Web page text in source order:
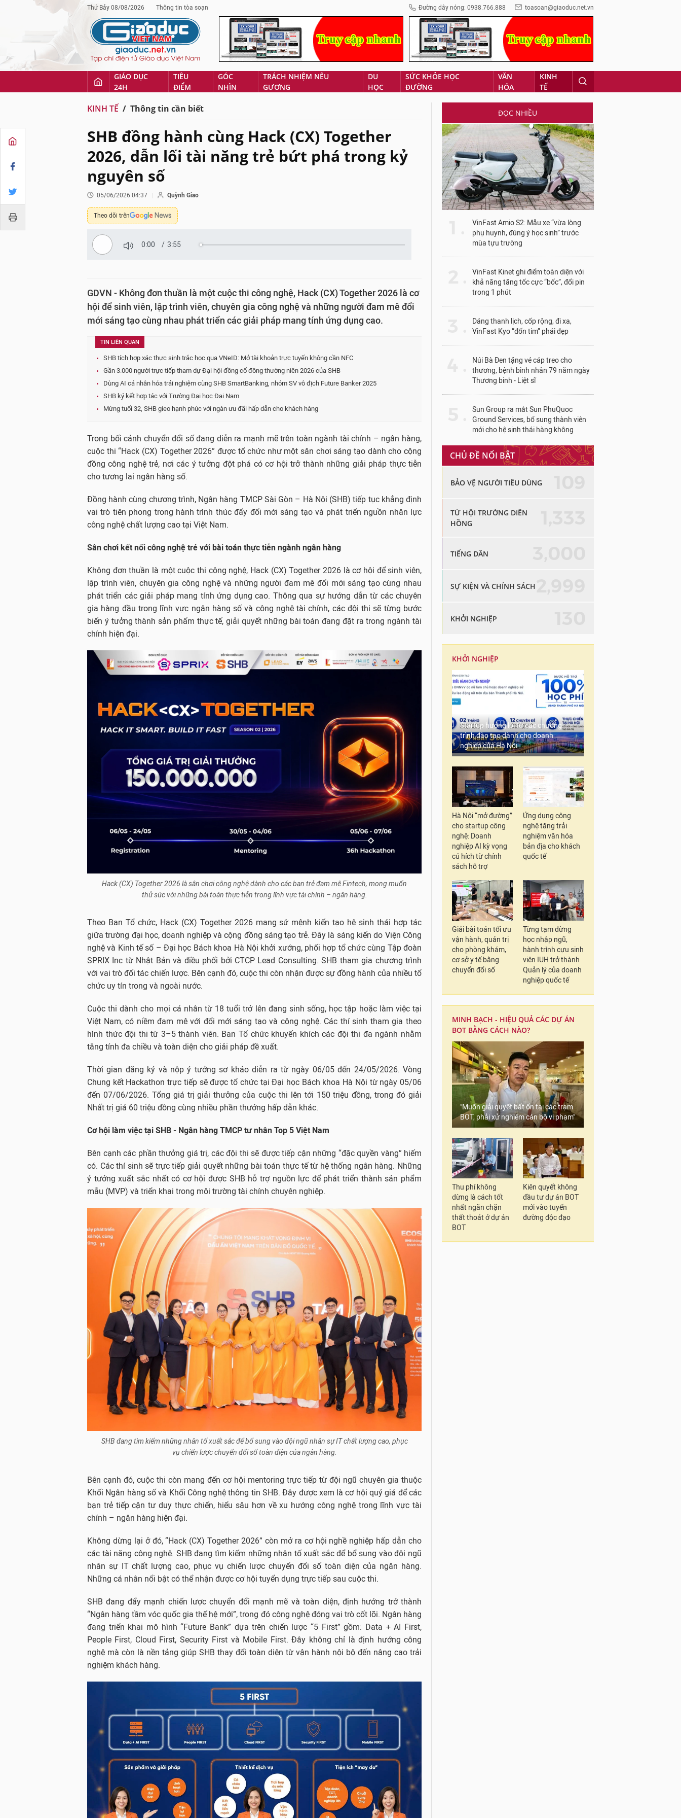
Thứ Bảy 08/08/2026 Thông tin tòa soạn Đường dây nóng: 0938.766.888 toasoan@giaoduc.net.vn
GIÁO DỤC
24H
TIÊU
ĐIỂM
GÓC
NHÌN
TRÁCH NHIỆM NÊU
GƯƠNG
DU
HỌC
SỨC KHỎE HỌC
ĐƯỜNG
VĂN
HÓA
KINH
TẾ
KINH TẾ Thông tin cần biết
SHB đồng hành cùng Hack (CX) Together
2026, dẫn lối tài năng trẻ bứt phá trong kỷ
nguyên số
05/06/2026 04:37 Quỳnh Giao
Theo dõi trên
0:00 / 3:55
GDVN - Không đơn thuần là một cuộc thi công nghệ, Hack (CX) Together 2026 là cơ
hội để sinh viên, lập trình viên, chuyên gia công nghệ và những người đam mê đổi
mới sáng tạo cùng nhau phát triển các giải pháp mang tính ứng dụng cao.
TIN LIÊN QUAN
SHB tích hợp xác thực sinh trắc học qua VNeID: Mở tài khoản trực tuyến không cần NFC
Gần 3.000 người trực tiếp tham dự Đại hội đồng cổ đông thường niên 2026 của SHB
Dùng AI cá nhân hóa trải nghiệm cùng SHB SmartBanking, nhóm SV vô địch Future Banker 2025
SHB ký kết hợp tác với Trường Đại học Đại Nam
Mừng tuổi 32, SHB gieo hạnh phúc với ngàn ưu đãi hấp dẫn cho khách hàng
Trong bối cảnh chuyển đổi số đang diễn ra mạnh mẽ trên toàn ngành tài chính – ngân hàng,
cuộc thi “Hack (CX) Together 2026” được tổ chức như một sân chơi sáng tạo dành cho cộng
đồng công nghệ trẻ, nơi các ý tưởng đột phá có cơ hội trở thành những giải pháp thực tiễn
cho tương lai ngân hàng số.
Đồng hành cùng chương trình, Ngân hàng TMCP Sài Gòn – Hà Nội (SHB) tiếp tục khẳng định
vai trò tiên phong trong hành trình thúc đẩy đổi mới sáng tạo và phát triển nguồn nhân lực
công nghệ chất lượng cao tại Việt Nam.
Sân chơi kết nối công nghệ trẻ với bài toán thực tiễn ngành ngân hàng
Không đơn thuần là một cuộc thi công nghệ, Hack (CX) Together 2026 là cơ hội để sinh viên,
lập trình viên, chuyên gia công nghệ và những người đam mê đổi mới sáng tạo cùng nhau
phát triển các giải pháp mang tính ứng dụng cao. Thông qua sự hướng dẫn từ các chuyên
gia hàng đầu trong lĩnh vực ngân hàng số và công nghệ tài chính, các đội thi sẽ từng bước
biến ý tưởng thành sản phẩm thực tế, giải quyết những bài toán đang đặt ra trong ngành tài
chính hiện đại.
Hack (CX) Together 2026 là sân chơi công nghệ dành cho các bạn trẻ đam mê Fintech, mong muốn
thử sức với những bài toán thực tiễn trong lĩnh vực tài chính – ngân hàng.
Theo Ban Tổ chức, Hack (CX) Together 2026 mang sứ mệnh kiến tạo hệ sinh thái hợp tác
giữa trường đại học, doanh nghiệp và cộng đồng sáng tạo trẻ. Đây là sáng kiến do Viện Công
nghệ và Kinh tế số – Đại học Bách khoa Hà Nội khởi xướng, phối hợp tổ chức cùng Tập đoàn
SPRIX Inc từ Nhật Bản và điều phối bởi CTCP Lead Consulting. SHB tham gia chương trình
với vai trò đối tác chiến lược. Bên cạnh đó, cuộc thi còn nhận được sự đồng hành của nhiều tổ
chức uy tín trong và ngoài nước.
Cuộc thi dành cho mọi cá nhân từ 18 tuổi trở lên đang sinh sống, học tập hoặc làm việc tại
Việt Nam, có niềm đam mê với đổi mới sáng tạo và công nghệ. Các thí sinh tham gia theo
hình thức đội thi từ 3–5 thành viên. Ban Tổ chức khuyến khích các đội thi đa ngành nhằm
tăng tính đa chiều và toàn diện cho giải pháp đề xuất.
Thời gian đăng ký và nộp ý tưởng sơ khảo diễn ra từ ngày 06/05 đến 24/05/2026. Vòng
Chung kết Hackathon trực tiếp sẽ được tổ chức tại Đại học Bách khoa Hà Nội từ ngày 05/06
đến 07/06/2026. Tổng giá trị giải thưởng của cuộc thi lên tới 150 triệu đồng, trong đó giải
Nhất trị giá 60 triệu đồng cùng nhiều phần thưởng hấp dẫn khác.
Cơ hội làm việc tại SHB - Ngân hàng TMCP tư nhân Top 5 Việt Nam
Bên cạnh các phần thưởng giá trị, các đội thi sẽ được tiếp cận những “đặc quyền vàng” hiếm
có. Các thí sinh sẽ trực tiếp giải quyết những bài toán thực tế từ hệ thống ngân hàng. Những
ý tưởng xuất sắc nhất có cơ hội được SHB hỗ trợ nguồn lực để phát triển thành sản phẩm
mẫu (MVP) và triển khai trong môi trường tài chính chuyên nghiệp.
SHB đang tìm kiếm những nhân tố xuất sắc để bổ sung vào đội ngũ nhân sự IT chất lượng cao, phục
vụ chiến lược chuyển đổi số toàn diện của ngân hàng.
Bên cạnh đó, cuộc thi còn mang đến cơ hội mentoring trực tiếp từ đội ngũ chuyên gia thuộc
Khối Ngân hàng số và Khối Công nghệ thông tin SHB. Đây được xem là cơ hội quý giá để các
bạn trẻ tiếp cận tư duy thực chiến, hiểu sâu hơn về xu hướng công nghệ trong lĩnh vực tài
chính – ngân hàng hiện đại.
Không dừng lại ở đó, “Hack (CX) Together 2026” còn mở ra cơ hội nghề nghiệp hấp dẫn cho
các tài năng công nghệ. SHB đang tìm kiếm những nhân tố xuất sắc để bổ sung vào đội ngũ
nhân sự IT chất lượng cao, phục vụ chiến lược chuyển đổi số toàn diện của ngân hàng.
Những cá nhân nổi bật có thể nhận được cơ hội tuyển dụng trực tiếp sau cuộc thi.
SHB đang đẩy mạnh chiến lược chuyển đổi mạnh mẽ và toàn diện, định hướng trở thành
“Ngân hàng tầm vóc quốc gia thế hệ mới”, trong đó công nghệ đóng vai trò cốt lõi. Ngân hàng
đang triển khai mô hình “Future Bank” dựa trên chiến lược “5 First” gồm: Data + AI First,
People First, Cloud First, Security First và Mobile First. Đây không chỉ là định hướng công
nghệ mà còn là nền tảng giúp SHB thay đổi toàn diện từ vận hành nội bộ đến nâng cao trải
nghiệm khách hàng.
ĐỌC NHIỀU
VinFast Amio S2: Mẫu xe “vừa lòng
phụ huynh, đúng ý học sinh” trước
mùa tựu trường
VinFast Kinet ghi điểm toàn diện với
khả năng tăng tốc cực “bốc”, đổi pin
trong 1 phút
Dáng thanh lịch, cốp rộng, đi xa,
VinFast Kyo “đốn tim” phái đẹp
Núi Bà Đen tặng vé cáp treo cho
thương, bệnh binh nhân 79 năm ngày
Thương binh - Liệt sĩ
Sun Group ra mắt Sun PhuQuoc
Ground Services, bổ sung thành viên
mới cho hệ sinh thái hàng không
CHỦ ĐỀ NỔI BẬT
BẢO VỆ NGƯỜI TIÊU DÙNG
TỪ HỘI TRƯỜNG DIÊN
HỒNG
TIẾNG DÂN
SỰ KIỆN VÀ CHÍNH SÁCH
KHỞI NGHIỆP
KHỞI NGHIỆP
Startup hưởng lợi từ các chương
trình đào tạo dành cho doanh
nghiệp của Hà Nội
Hà Nội “mở đường”
cho startup công
nghệ: Doanh
nghiệp AI kỳ vọng
cú hích từ chính
sách hỗ trợ
Ứng dụng công
nghệ tăng trải
nghiệm văn hóa
bản địa cho khách
quốc tế
Giải bài toán tối ưu
vận hành, quản trị
cho phòng khám,
cơ sở y tế bằng
chuyển đổi số
Từng tạm dừng
học nhập ngũ,
hành trình cựu sinh
viên IUH trở thành
Quản lý của doanh
nghiệp quốc tế
MINH BẠCH - HIỆU QUẢ CÁC DỰ ÁN
BOT BẰNG CÁCH NÀO?
"Muốn giải quyết bất ổn tại các trạm
BOT, phải xử nghiêm cán bộ vi phạm"
Thu phí không
dừng là cách tốt
nhất ngăn chặn
thất thoát ở dự án
BOT
Kiên quyết không
đầu tư dự án BOT
mới vào tuyến
đường độc đạo